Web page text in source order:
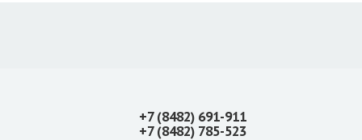
+7 (8482) 691-911
+7 (8482) 785-523